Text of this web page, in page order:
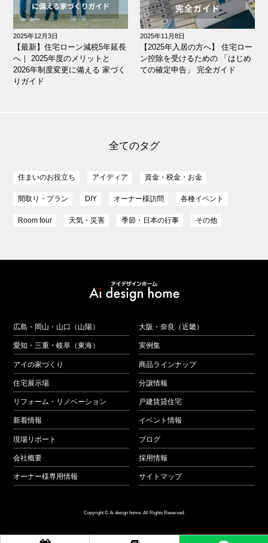
2025年12月3日
【最新】住宅ローン減税5年延長
へ｜ 2025年度のメリットと
2026年制度変更に備える 家づく
りガイド
2025年11月8日
【2025年入居の方へ】 住宅ロー
ン控除を受けるための 「はじめ
ての確定申告」 完全ガイド
全てのタグ
住まいのお役立ち アイディア 資金・税金・お金
間取り・プラン DIY オーナー様訪問 各種イベント
Room tour 天気・災害 季節・日本の行事 その他
広島・岡山・山口（山陽） 大阪・奈良（近畿）
愛知・三重・岐阜（東海） 実例集
アイの家づくり 商品ラインナップ
住宅展示場 分譲情報
リフォーム・リノベーション 戸建賃貸住宅
新着情報 イベント情報
現場リポート ブログ
会社概要 採用情報
オーナー様専用情報 サイトマップ
Copyright © Ai design home. All Rights Reserved.